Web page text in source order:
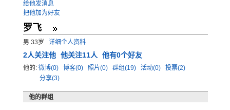
给他发消息
把他加为好友
罗飞
男 33岁 详细个人资料
2人关注他 他关注11人 他有0个好友
他的: 微博(0) 博客(0) 照片(0) 群组(19) 活动(0)
投票(2)
分享(3)
他的群组